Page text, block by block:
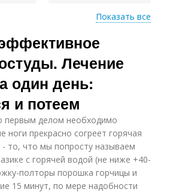
Антимикотические
средства
Средство для
похудения
Показать все
Лечение
один день:
и потеем
первым делом необходимо
ноги прекрасно согреет горячая
- то, что мы попросту называем
с горячей водой (не ниже +40-
полторы порошка горчицы и
15 минут, по мере надобности